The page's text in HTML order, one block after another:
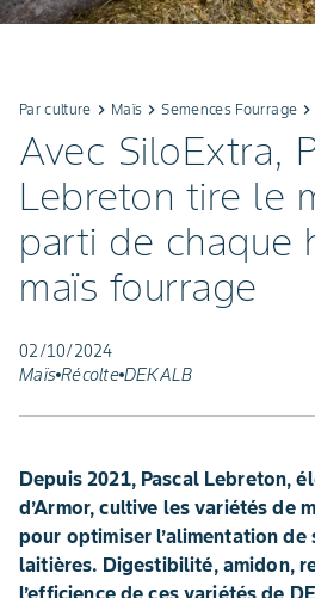
Par culture keyboard_arrow_right Maïs keyboard_arrow_rightSemences Fourrage
Avec SiloExtra,
Lebreton tire le
parti de chaque
maïs fourrage
02/10/2024
Maïs Récolte DEKALB
Depuis 2021, Pascal Lebreton,
d’Armor, cultive les variétés de
pour optimiser l’alimentation de
laitières. Digestibilité, amidon,
l’efficience de ces variétés de